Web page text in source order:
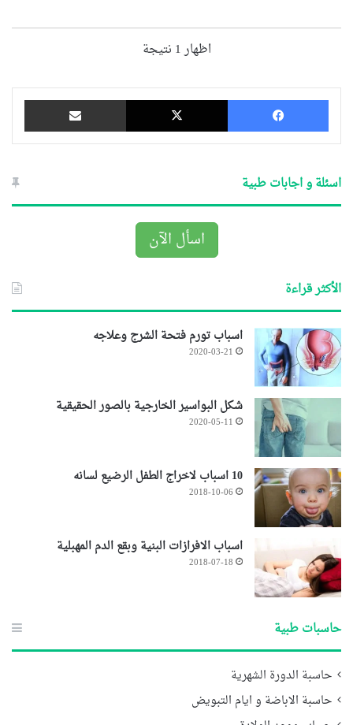
اظهار 1 نتيجة
فيسبوك ‫X
اسئلة و اجابات طبية
اسأل الآن
الأكثر قراءة
اسباب تورم فتحة الشرج وعلاجه
2020-03-21
شكل البواسير الخارجية بالصور الحقيقية
2020-05-11
10 اسباب لاخراج الطفل الرضيع لسانه
2018-10-06
اسباب الافرازات البنية وبقع الدم المهبلية
2018-07-18
حاسبات طبية
حاسبة الدورة الشهرية
حاسبة الاباضة و ايام التبويض